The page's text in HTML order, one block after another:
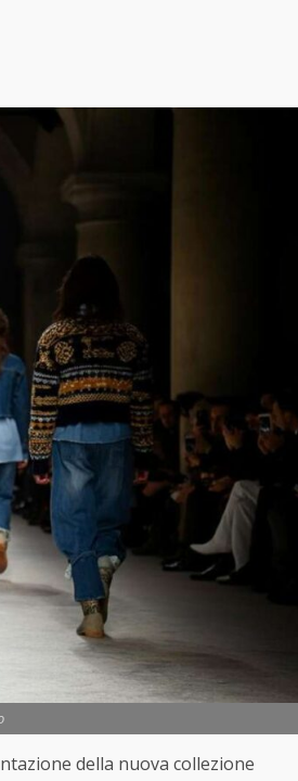
della nuova collezione